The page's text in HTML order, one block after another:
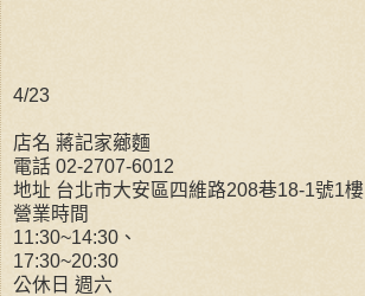
4/23
店名 蔣記家薌麵
電話 02-2707-6012
地址 台北市大安區四維路208巷18-1號1樓
營業時間
11:30~14:30、
17:30~20:30
公休日 週六